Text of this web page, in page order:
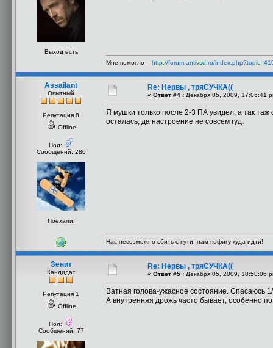
Выход есть
Мне помогло - http://forum.antivsd.ru/
Assailant
Опытный
Репутация 8
Offline
Пол:
Сообщений: 280
Поехали!
Re: Нервы , тряСУЧКА((
« Ответ #4 : Декабря 05, 2009, 17:06:41
Я мушки только после 2-3 ПА увидел, а так таж
осталась, да настроение не совсем гуд.
Нас невозможно сбить с пути, нам пофигу куда идти!
Зенит
Кандидат
Репутация 1
Offline
Пол:
Сообщений: 77
Re: Нервы , тряСУЧКА((
« Ответ #5 : Декабря 05, 2009, 18:50:06
Ватная голова-ужасное состояние. Спасаюсь
А внутренняя дрожь часто бывает, особенно